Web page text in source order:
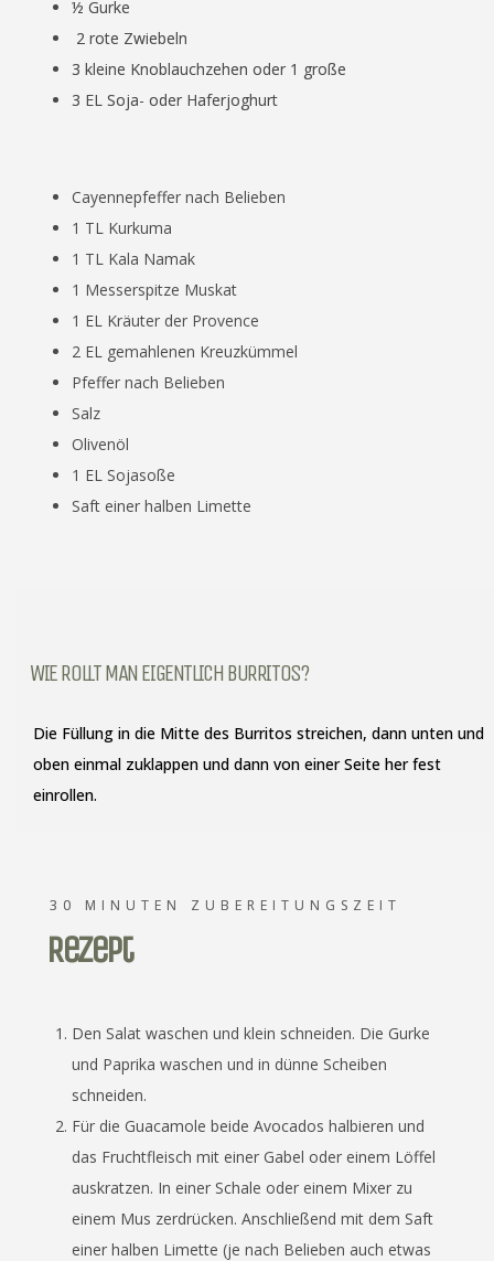
½ Gurke
2 rote Zwiebeln
3 kleine Knoblauchzehen oder 1 große
3 EL Soja- oder Haferjoghurt
Cayennepfeffer nach Belieben
1 TL Kurkuma
1 TL Kala Namak
1 Messerspitze Muskat
1 EL Kräuter der Provence
2 EL gemahlenen Kreuzkümmel
Pfeffer nach Belieben
Salz
Olivenöl
1 EL Sojasoße
Saft einer halben Limette
WIE ROLLT MAN EIGENTLICH BURRITOS?
Die Füllung in die Mitte des Burritos streichen, dann unten und
oben einmal zuklappen und dann von einer Seite her fest
einrollen.
30 MINUTEN ZUBEREITUNGSZEIT
Rezept
Den Salat waschen und klein schneiden. Die Gurke
und Paprika waschen und in dünne Scheiben
schneiden.
Für die Guacamole beide Avocados halbieren und
das Fruchtfleisch mit einer Gabel oder einem Löffel
auskratzen. In einer Schale oder einem Mixer zu
einem Mus zerdrücken. Anschließend mit dem Saft
einer halben Limette (je nach Belieben auch etwas